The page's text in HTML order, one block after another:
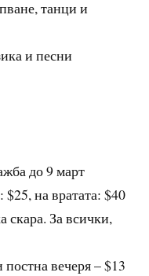
танци и
и песни
до 9 март
на вратата: $40
скара. За всички,
вечеря – $13